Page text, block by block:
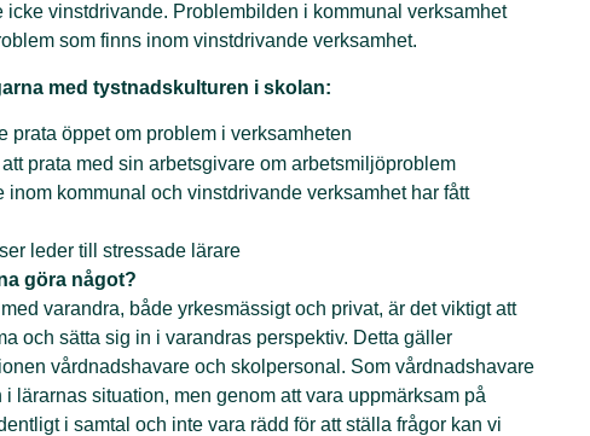
icke vinstdrivande. Problembilden i kommunal verksamhet
som finns inom vinstdrivande verksamhet.
med tystnadskulturen i skolan:
prata öppet om problem i verksamheten
prata med sin arbetsgivare om arbetsmiljöproblem
inom kommunal och vinstdrivande verksamhet har fått
leder till stressade lärare
göra något?
varandra, både yrkesmässigt och privat, är det viktigt att
och sätta sig in i varandras perspektiv. Detta gäller
vårdnadshavare och skolpersonal. Som vårdnadshavare
i lärarnas situation, men genom att vara uppmärksam på
i samtal och inte vara rädd för att ställa frågor kan vi